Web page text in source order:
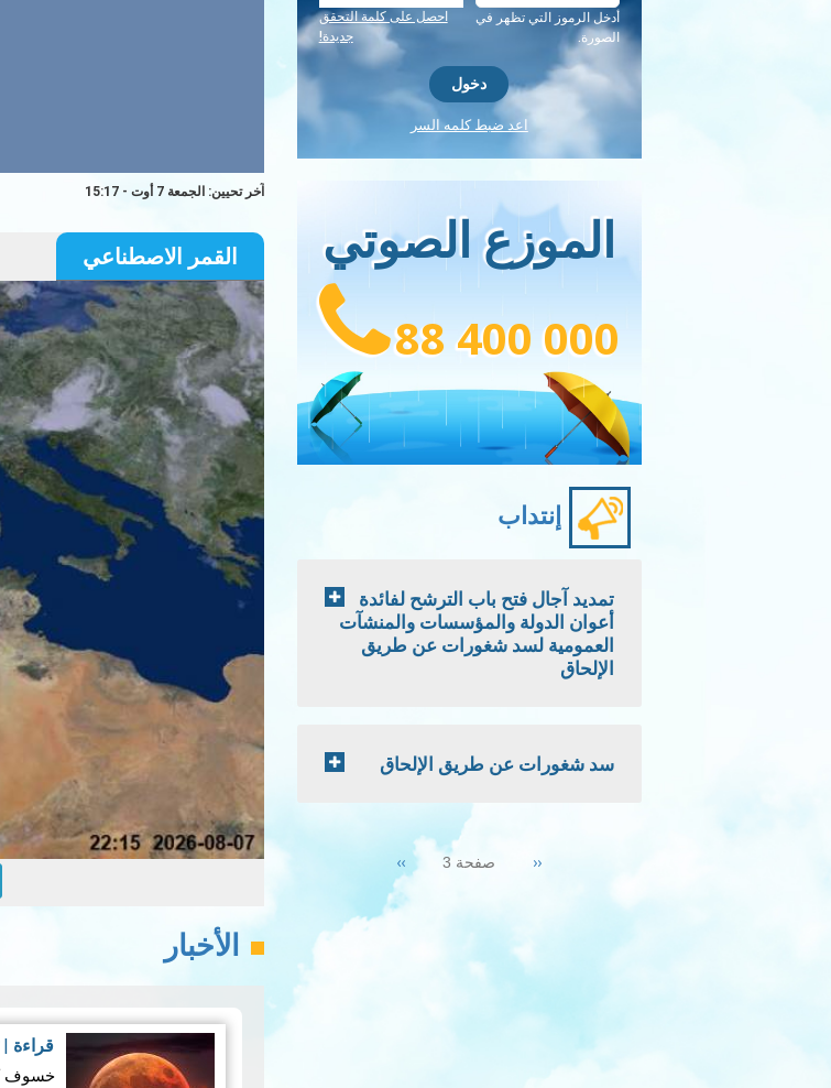
آخر تحيين: الجمعة 7 أوت - 15:17
القمر الاصطناعي
الأخبار
قراءة
خسوف كلي
أدخل الرموز التي تظهر في
الصورة.
احصل على كلمة التحقق
جديدة!
اعد ضبط كلمه السر
الموزع الصوتي
88 400 000
إنتداب
تمديد آجال فتح باب الترشح لفائدة
أعوان الدولة والمؤسسات والمنشآت
العمومية لسد شغورات عن طريق
الإلحاق
سد شغورات عن طريق الإلحاق
Previous
‹‹ صفحة 3 Next
page
››